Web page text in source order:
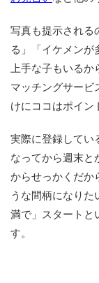
写真も提示される
る」「イケメンが
上手な子もいる
マッチングサービ
けにココはポイン
実際に登録してい
なってから週末と
からせっかくだか
うな間柄になりた
満で」スタートと
す。